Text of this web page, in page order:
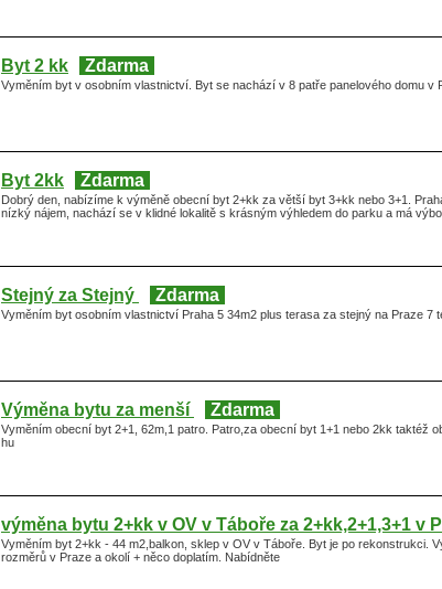
Byt 2 kk Zdarma
Vyměním byt v osobním vlastnictví. Byt se nachází v 8 patře panelového domu v
Byt 2kk Zdarma
Dobrý den, nabízíme k výměně obecní byt 2+kk za větší byt 3+kk nebo 3+1.
nízký nájem, nachází se v klidné lokalitě s krásným výhledem do parku a má
Stejný za Stejný Zdarma
Vyměním byt osobním vlastnictví Praha 5 34m2 plus terasa za stejný na Praze 7
Výměna bytu za menší Zdarma
Vyměním obecní byt 2+1, 62m,1 patro. Patro,za obecní byt 1+1 nebo 2kk taktéž
hu
výměna bytu 2+kk v OV v Táboře za 2+kk,2+1,3+1 v
Vyměním byt 2+kk - 44 m2,balkon, sklep v OV v Táboře. Byt je po rekonstrukci.
rozměrů v Praze a okolí + něco doplatím. Nabídněte